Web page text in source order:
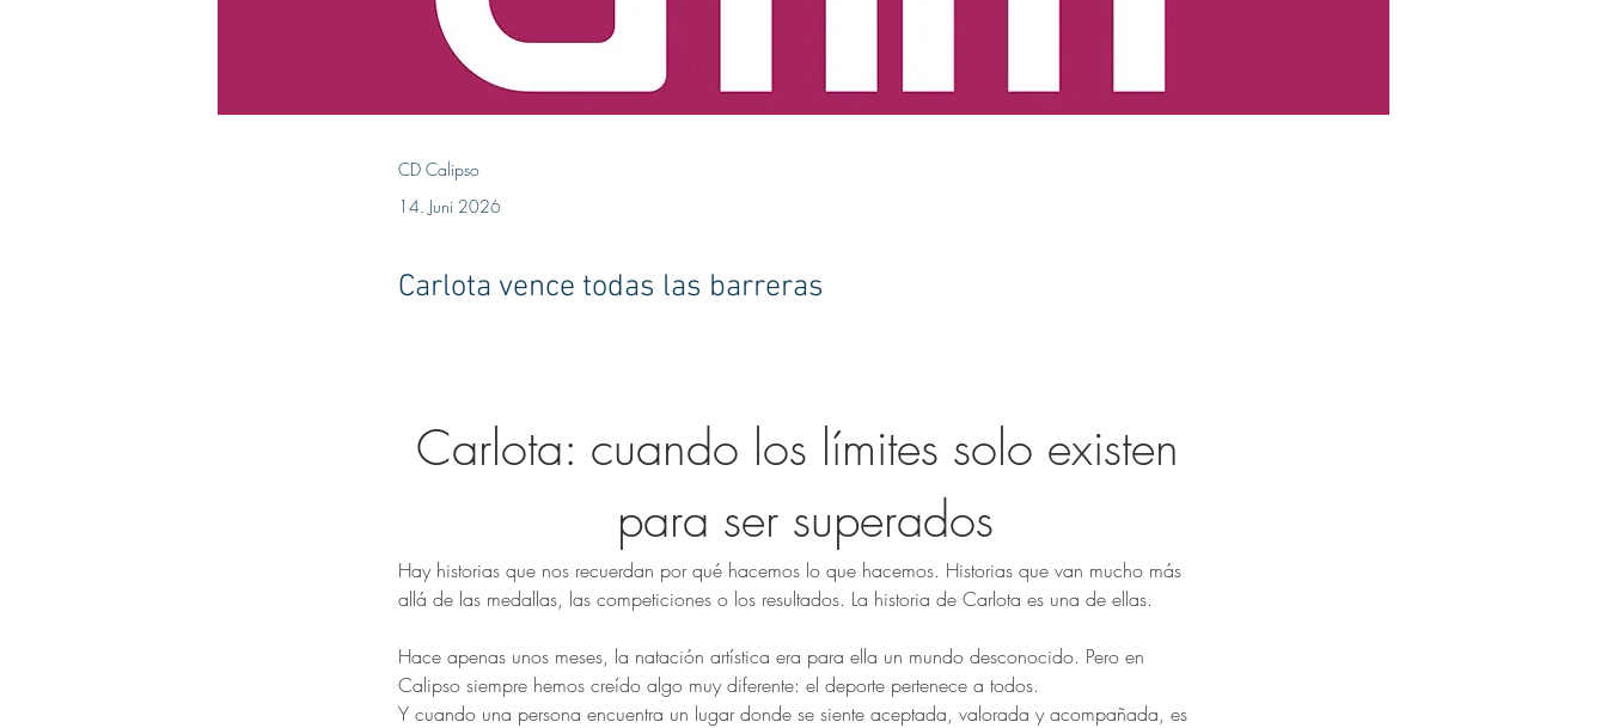
CD Calipso
14. Juni 2026
Carlota vence todas las barreras
Carlota: cuando los límites solo existen
para ser superados
Hay historias que nos recuerdan por qué hacemos lo que hacemos. Historias que van mucho más
allá de las medallas, las competiciones o los resultados. La historia de Carlota es una de ellas.
Hace apenas unos meses, la natación artística era para ella un mundo desconocido. Pero en
Calipso siempre hemos creído algo muy diferente: el deporte pertenece a todos.
Y cuando una persona encuentra un lugar donde se siente aceptada, valorada y acompañada, es